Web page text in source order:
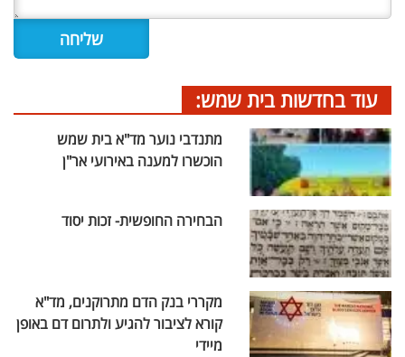
עוד בחדשות בית שמש:
מתנדבי נוער מד"א בית שמש
הוכשרו למענה באירועי אר"ן
הבחירה החופשית- זכות יסוד
מקררי בנק הדם מתרוקנים, מד"א
קורא לציבור להגיע ולתרום דם באופן
מיידי